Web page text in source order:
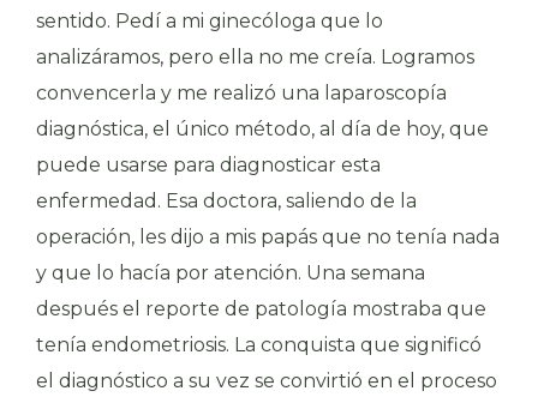
sentido. Pedí a mi ginecóloga que lo
analizáramos, pero ella no me creía. Logramos
convencerla y me realizó una laparoscopía
diagnóstica, el único método, al día de hoy, que
puede usarse para diagnosticar esta
enfermedad. Esa doctora, saliendo de la
operación, les dijo a mis papás que no tenía nada
y que lo hacía por atención. Una semana
después el reporte de patología mostraba que
tenía endometriosis. La conquista que significó
el diagnóstico a su vez se convirtió en el proceso